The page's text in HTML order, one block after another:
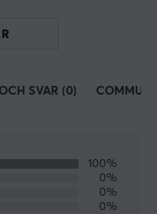
SVAR (0)
100%
0%
0%
0%